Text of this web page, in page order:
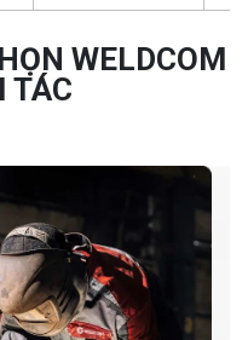
WELDCOM
TÁC